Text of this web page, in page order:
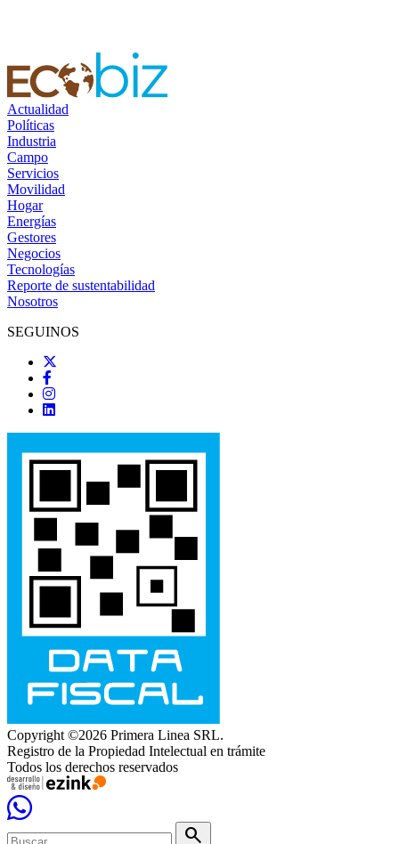
Actualidad
Políticas
Industria
Campo
Servicios
Movilidad
Hogar
Energías
Gestores
Negocios
Tecnologías
Reporte de sustentabilidad
Nosotros
SEGUINOS
Copyright ©2026 Primera Linea SRL.
Registro de la Propiedad Intelectual en trámite
Todos los derechos reservados
search